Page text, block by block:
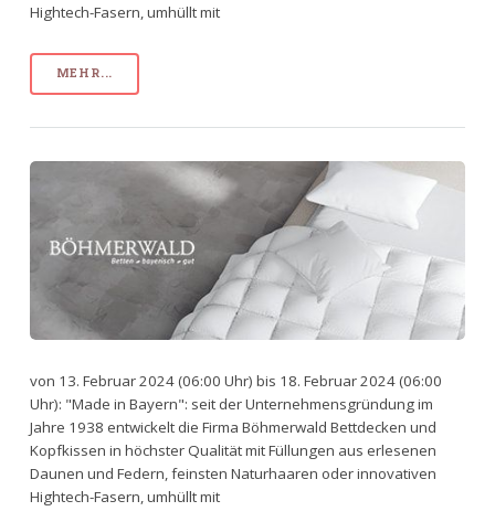
Hightech-Fasern, umhüllt mit
MEHR...
von 13. Februar 2024 (06:00 Uhr) bis 18. Februar 2024 (06:00
Uhr): "Made in Bayern": seit der Unternehmensgründung im
Jahre 1938 entwickelt die Firma Böhmerwald Bettdecken und
Kopfkissen in höchster Qualität mit Füllungen aus erlesenen
Daunen und Federn, feinsten Naturhaaren oder innovativen
Hightech-Fasern, umhüllt mit